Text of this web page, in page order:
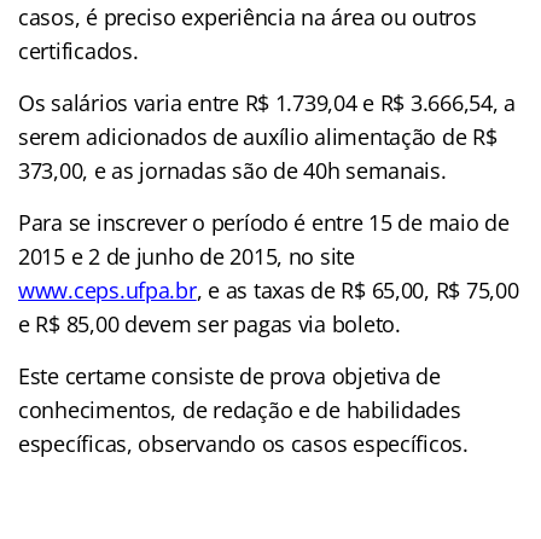
casos, é preciso experiência na área ou outros
certificados.
Os salários varia entre R$ 1.739,04 e R$ 3.666,54, a
serem adicionados de auxílio alimentação de R$
373,00, e as jornadas são de 40h semanais.
Para se inscrever o período é entre 15 de maio de
2015 e 2 de junho de 2015, no site
www.ceps.ufpa.br, e as taxas de R$ 65,00, R$ 75,00
e R$ 85,00 devem ser pagas via boleto.
Este certame consiste de prova objetiva de
conhecimentos, de redação e de habilidades
específicas, observando os casos específicos.